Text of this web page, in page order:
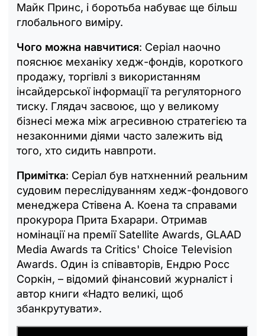
Майк Принс, і боротьба набуває ще більш
глобального виміру.
Чого можна навчитися: Серіал наочно
пояснює механіку хедж-фондів, короткого
продажу, торгівлі з використанням
інсайдерської інформації та регуляторного
тиску. Глядач засвоює, що у великому
бізнесі межа між агресивною стратегією та
незаконними діями часто залежить від
того, хто сидить навпроти.
Примітка: Серіал був натхненний реальним
судовим переслідуванням хедж-фондового
менеджера Стівена А. Коена та справами
прокурора Прита Бхарари. Отримав
номінації на премії Satellite Awards, GLAAD
Media Awards та Critics' Choice Television
Awards. Один із співавторів, Ендрю Росс
Соркін, – відомий фінансовий журналіст і
автор книги «Надто великі, щоб
збанкрутувати».